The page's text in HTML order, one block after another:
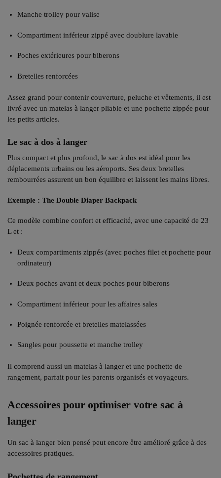
Manche trolley pour valise
Compartiment inférieur zippé avec doublure lavable
Poches extérieures pour biberons
Bretelles renforcées
Assez grand pour contenir couverture, peluche et vêtements, il est
livré avec un matelas à langer pliable et une pochette zippée pour
les petits articles.
Le sac à dos à langer
Plus compact et plus profond, le sac à dos est idéal pour les
déplacements urbains ou les aéroports. Ses deux bretelles
rembourrées assurent un bon équilibre et laissent les mains libres.
Exemple : The Double Diaper Backpack
Ce modèle combine confort et efficacité, avec une capacité de 23
L et :
Deux compartiments zippés (avec poches filet et pochette pour
ordinateur)
Deux poches avant et deux poches pour biberons
Compartiment inférieur pour les affaires sales
Poignée renforcée et bretelles matelassées
Sangles pour poussette et manche trolley
Il comprend aussi un matelas à langer et une pochette de
rangement, parfait pour les parents organisés et voyageurs.
Accessoires pour optimiser votre sac à
langer
Un sac à langer bien pensé peut encore être amélioré grâce à des
accessoires pratiques.